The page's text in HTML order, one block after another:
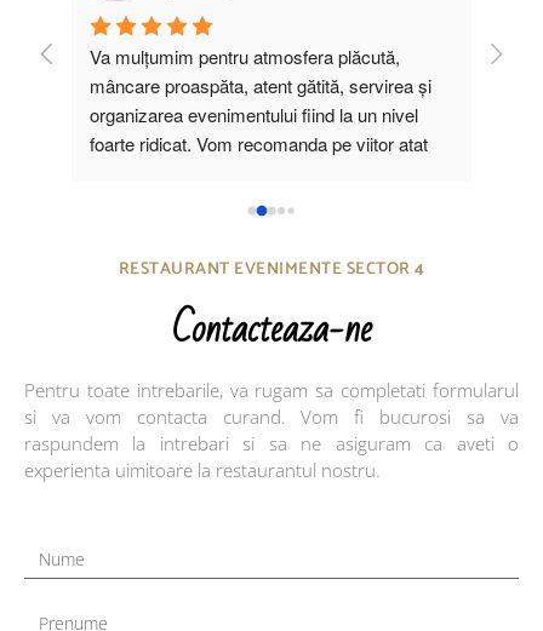
Va mulțumim pentru atmosfera plăcută,
mâncare proaspăta, atent gătită, servirea și
organizarea evenimentului fiind la un nivel
foarte ridicat. Vom recomanda pe viitor atat
RESTAURANT EVENIMENTE SECTOR 4
Contacteaza-ne
Pentru toate intrebarile, va rugam sa completati formularul
si va vom contacta curand. Vom fi bucurosi sa va
raspundem la intrebari si sa ne asiguram ca aveti o
experienta uimitoare la restaurantul nostru.
Nume
Prenume